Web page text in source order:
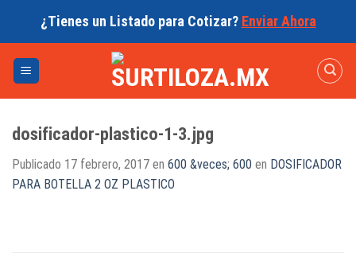
¿Tienes un Listado para Cotizar? Enviar Ahora
dosificador-plastico-1-3.jpg
Publicado 17 febrero, 2017 en 600 &veces; 600 en DOSIFICADOR
PARA BOTELLA 2 OZ PLASTICO